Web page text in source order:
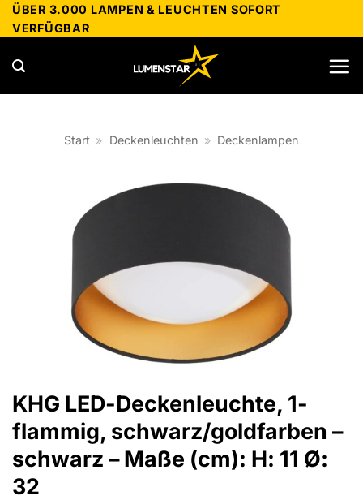
Zum
Inhalt
springen
ÜBER 3.000 LAMPEN & LEUCHTEN SOFORT
VERFÜGBAR
Start » Deckenleuchten » Deckenlampen
KHG LED-Deckenleuchte, 1-
flammig, schwarz/goldfarben –
schwarz – Maße (cm): H: 11 Ø:
32